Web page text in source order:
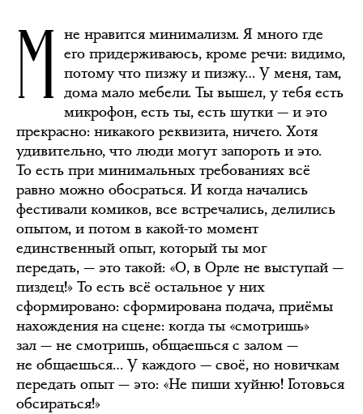
М не нравится минимализм. Я много где
его придерживаюсь, кроме речи: видимо,
потому что пизжу и пизжу… У меня, там,
дома мало мебели. Ты вышел, у тебя есть
микрофон, есть ты, есть шутки — и это
прекрасно: никакого реквизита, ничего. Хотя
удивительно, что люди могут запороть и это.
То есть при минимальных требованиях всё
равно можно обосраться. И когда начались
фестивали комиков, все встречались, делились
опытом, и потом в какой-то момент
единственный опыт, который ты мог
передать, — это такой: «О, в Орле не выступай —
пиздец!» То есть всё остальное у них
сформировано: сформирована подача, приёмы
нахождения на сцене: когда ты «смотришь»
зал — не смотришь, общаешься с залом —
не общаешься… У каждого — своё, но новичкам
передать опыт — это: «Не пиши хуйню! Готовься
обсираться!»